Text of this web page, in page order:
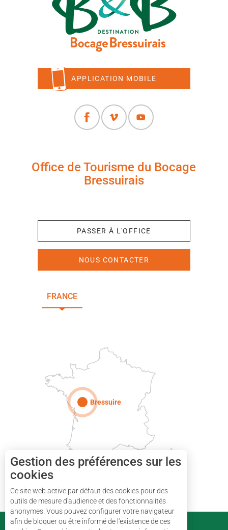
APPLICATION MOBILE
Office de Tourisme du Bocage
Bressuirais
PASSER À L'OFFICE
NOUS CONTACTER
FRANCE
Bressuire
PARTENAIRES
Gestion des préférences sur les
cookies
Ce site web active par défaut des cookies pour des
outils de mesure d'audience et des fonctionnalités
anonymes. Vous pouvez configurer votre navigateur
afin de bloquer ou être informé de l'existence de ces